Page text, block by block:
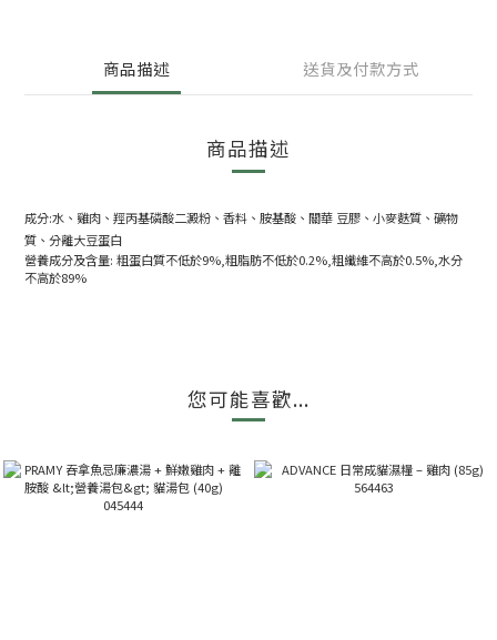
商品描述 送貨及付款方式
商品描述
成分:水、雞肉、羥丙基磷酸二澱粉、香料、胺基酸、關華 豆膠、小麥麩質、礦物
質、分離大豆蛋白
營養成分及含量: 粗蛋白質不低於9%,粗脂肪不低於0.2%,粗纖維不高於0.5%,水分
不高於89%
您可能喜歡...